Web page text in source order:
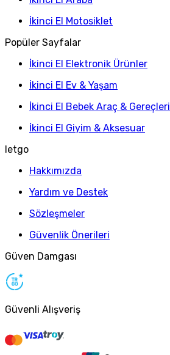
İkinci El Motosiklet
Popüler Sayfalar
İkinci El Elektronik Ürünler
İkinci El Ev & Yaşam
İkinci El Bebek Araç & Gereçleri
İkinci El Giyim & Aksesuar
letgo
Hakkımızda
Yardım ve Destek
Sözleşmeler
Güvenlik Önerileri
Güven Damgası
Güvenli Alışveriş